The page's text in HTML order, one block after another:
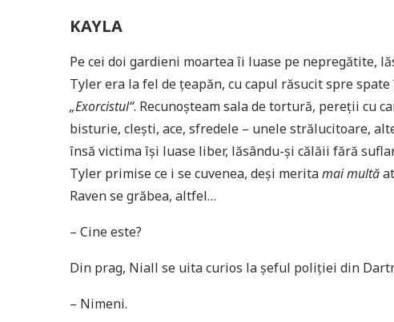
KAYLA
Pe cei doi gardieni moartea îi luase pe nepregătite,
Tyler era la fel de ţeapăn, cu capul răsucit spre
„Exorcistul“. Recunoşteam sala de tortură, pereţii cu
bisturie, cleşti, ace, sfredele – unele strălucitoare,
însă victima îşi luase liber, lăsându-şi călăii fără
Tyler primise ce i se cuvenea, deşi meritamai multă
Raven se grăbea, altfel…
– Cine este?
Din prag, Niall se uita curios la şeful poliţiei din
– Nimeni.